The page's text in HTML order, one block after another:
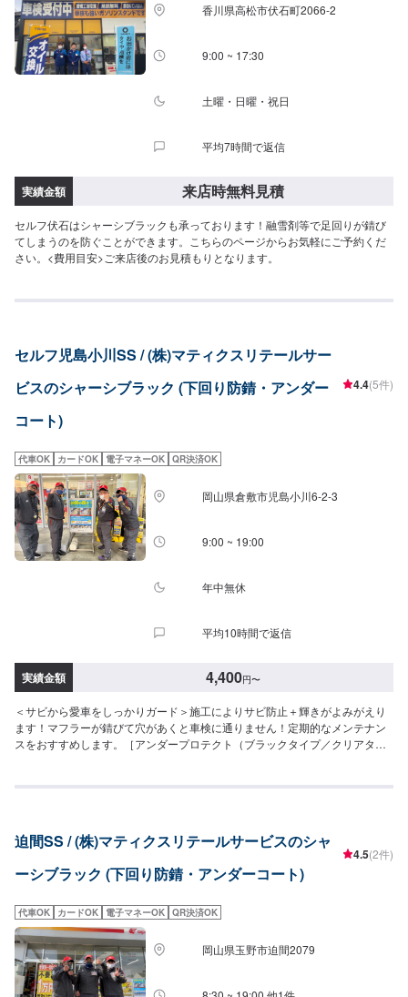
香川県高松市伏石町2066-2
9:00 ~ 17:30
土曜・日曜・祝日
平均7時間で返信
実績金額 来店時無料見積
セルフ伏石はシャーシブラックも承っております！融雪剤等で足回りが錆び
てしまうのを防ぐことができます。こちらのページからお気軽にご予約くだ
さい。<費用目安>ご来店後のお見積もりとなります。
セルフ児島小川SS / (株)マティクスリテールサー
ビスのシャーシブラック (下回り防錆・アンダー
コート)
4.4(5件)
代車OK カードOK 電子マネーOK QR決済OK
岡山県倉敷市児島小川6-2-3
9:00 ~ 19:00
年中無休
平均10時間で返信
実績金額 4,400円〜
＜サビから愛車をしっかりガード＞施工によりサビ防止＋輝きがよみがえり
ます！マフラーが錆びて穴があくと車検に通りません！定期的なメンテナン
スをおすすめします。［アンダープロテクト（ブラックタイプ／クリアタイ
4,400円⚫︎普通車：5,500円⚫︎大型車：5,500円［＜お得＞セット価格：アンダ
迫間SS / (株)マティクスリテールサービスのシャ
ーシブラック (下回り防錆・アンダーコート)
4.5(2件)
代車OK カードOK 電子マネーOK QR決済OK
岡山県玉野市迫間2079